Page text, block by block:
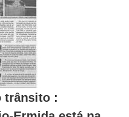
trânsito :